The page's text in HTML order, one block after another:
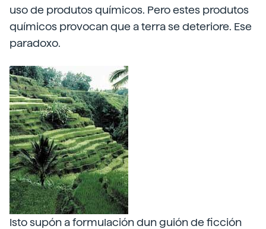
uso de produtos químicos. Pero estes produtos
químicos provocan que a terra se deteriore. Ese
paradoxo.
Isto supón a formulación dun guión de ficción